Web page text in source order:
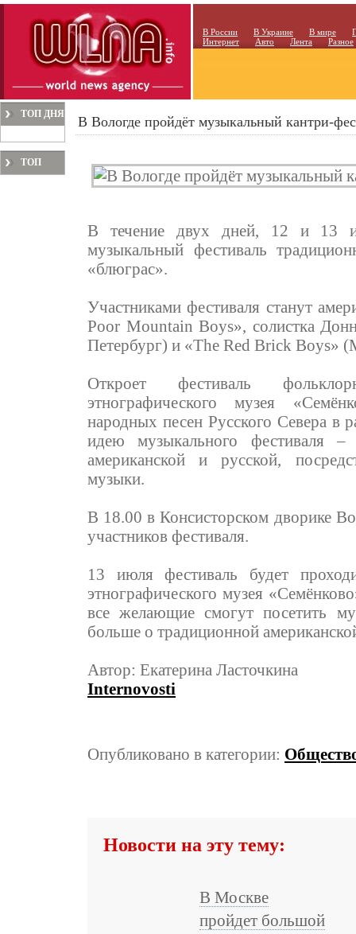
В России В Украине В мире
Интернет
Авто Лента Разное
ТОП ДНЯ
ТОП
В Вологде пройдёт музыкальный кантри-
В течение двух дней, 12 и 13
музыкальный фестиваль
«блюграс».
Участниками фестиваля станут
Poor Mountain Boys», солистка
Петербург) и «The Red Brick Boys»
Откроет фестиваль
этнографического музея
народных песен Русского Севера в
идею музыкального фестиваля
американской и русской,
музыки.
В 18.00 в Консисторском дворике
участников фестиваля.
13 июля фестиваль будет
этнографического музея
все желающие смогут посетить
больше о традиционной
Автор: Екатерина Ласточкина
Internovosti
Опубликовано в категории:
Новости на эту тему:
В Москве
пройдет большой